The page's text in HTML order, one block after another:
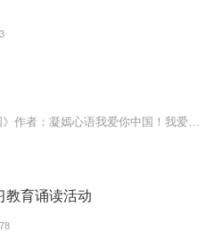
教育诵读活动